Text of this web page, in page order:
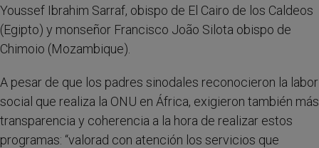
Youssef Ibrahim Sarraf, obispo de El Cairo de los Caldeos
(Egipto) y monseñor Francisco João Silota obispo de
Chimoio (Mozambique).
A pesar de que los padres sinodales reconocieron la labor
social que realiza la ONU en África, exigieron también más
transparencia y coherencia a la hora de realizar estos
programas: “valorad con atención los servicios que